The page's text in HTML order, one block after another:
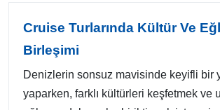
Cruise Turlarında Kültür Ve
Birleşimi
Denizlerin sonsuz mavisinde keyifli bir
yaparken, farklı kültürleri keşfetmek ve